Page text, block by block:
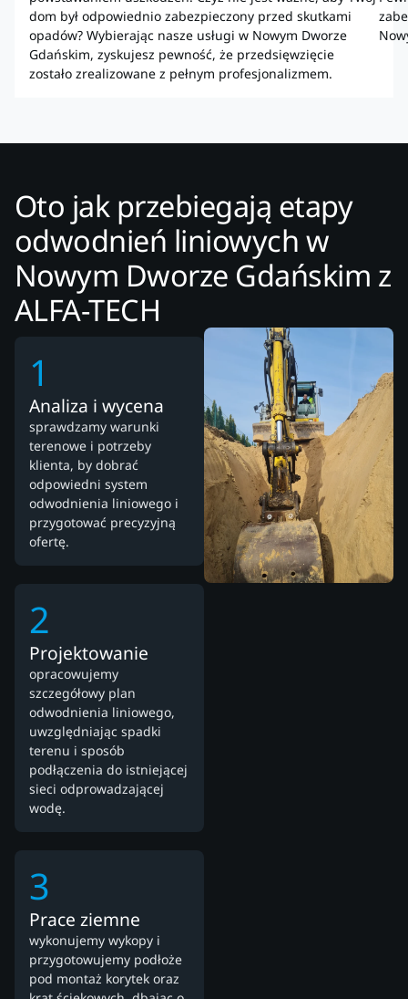
dom był odpowiednio zabezpieczony przed skutkami
opadów? Wybierając nasze usługi w Nowym Dworze
Gdańskim, zyskujesz pewność, że przedsięwzięcie
zostało zrealizowane z pełnym profesjonalizmem.
Oto jak przebiegają etapy
odwodnień liniowych w
Nowym Dworze Gdańskim z
ALFA-TECH
1
Analiza i wycena
sprawdzamy warunki
terenowe i potrzeby
klienta, by dobrać
odpowiedni system
odwodnienia liniowego i
przygotować precyzyjną
ofertę.
2
Projektowanie
opracowujemy
szczegółowy plan
odwodnienia liniowego,
uwzględniając spadki
terenu i sposób
podłączenia do istniejącej
sieci odprowadzającej
wodę.
3
Prace ziemne
wykonujemy wykopy i
przygotowujemy podłoże
pod montaż korytek oraz